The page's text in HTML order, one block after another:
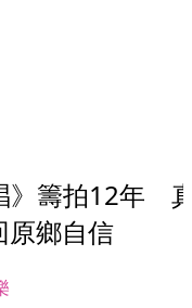
》籌拍12年
原鄉自信